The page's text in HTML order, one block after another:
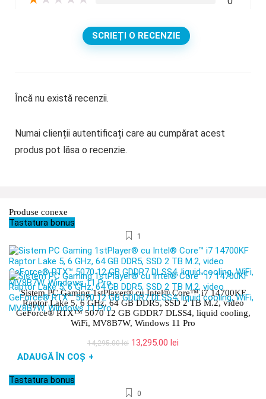
SCRIEȚI O RECENZIE
Încă nu există recenzii.
Numai clienții autentificați care au cumpărat acest
produs pot lăsa o recenzie.
Produse conexe
Tastatura bonus
1
Sistem PC Gaming 1stPlayer® cu Intel® Core™ i7 14700KF
Raptor Lake 5, 6 GHz, 64 GB DDR5, SSD 2 TB M.2, video
GeForce® RTX™ 5070 12 GB GDDR7 DLSS4, liquid cooling,
WiFi, MV8B7W, Windows 11 Pro
14,295.00lei Prețul
13,295.00 lei
ADAUGĂ ÎN COȘ +
Tastatura bonus
0